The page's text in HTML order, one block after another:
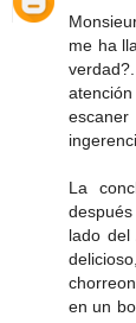
me ha
La
lado
en un